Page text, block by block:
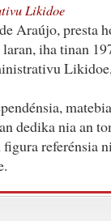
Likidoe
Araújo, presta
iha tinan
dedika nia an
figura referénsia